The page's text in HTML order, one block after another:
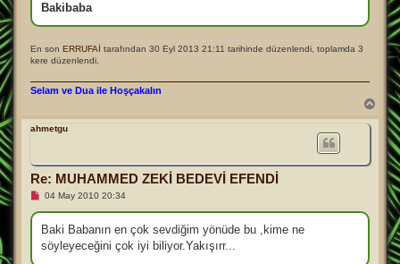
Bakibaba
En son ERRUFAİ tarafından 30 Eyl 2013 21:11 tarihinde düzenlendi, toplamda 3
kere düzenlendi.
Selam ve Dua ile Hoşçakalın
ahmetgu
Re: MUHAMMED ZEKİ BEDEVİ EFENDİ
O
u
n
a
04 May 2010 20:34
Baki Babanın en çok sevdiğim yönüde bu ,kime ne
söyleyeceğini çok iyi biliyor.Yakışırr...